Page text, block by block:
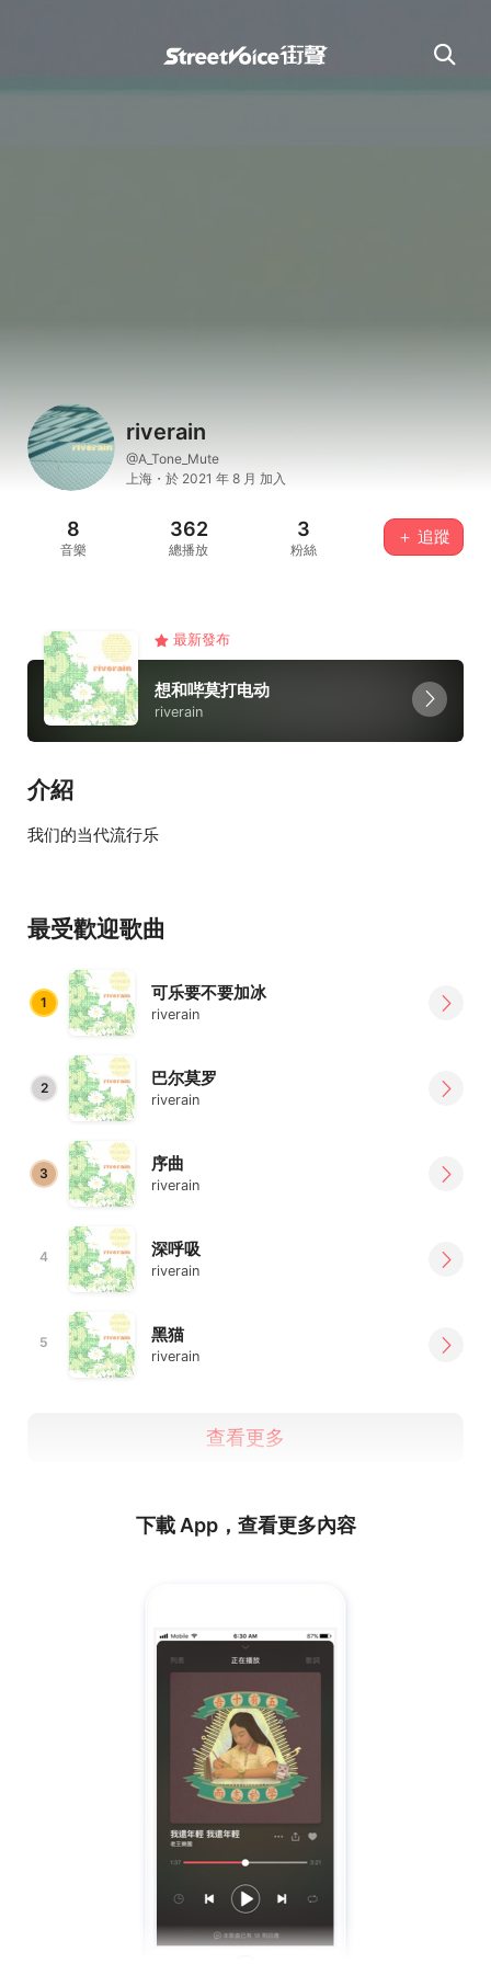
riverain
@A_Tone_Mute
上海・於 2021 年 8 月 加入
8
音樂
362
總播放
3
粉絲
＋ 追蹤
最新發布
想和哔莫打电动
riverain
介紹
我们的当代流行乐
最受歡迎歌曲
1 可乐要不要加冰
riverain
2 巴尔莫罗
riverain
3 序曲
riverain
4 深呼吸
riverain
5 黑猫
riverain
查看更多
下載 App，查看更多內容